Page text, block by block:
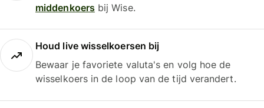
middenkoersbij Wise.
Houd live wisselkoersen bij
Bewaar je favoriete valuta's en volg hoe de
wisselkoers in de loop van de tijd verandert.